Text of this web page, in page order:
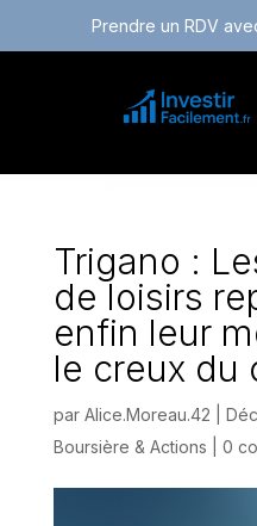
Prendre un RDV
Trigano :
de loisirs
enfin leur
le creux du
par Alice.Moreau.42
Boursière & Actions
0